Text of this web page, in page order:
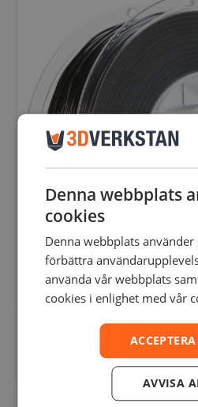
alternativen
kan
väljas
produktsidan
POLYMAKER POLYFLEX
610,00
exkl. moms
Denna webbplats
cookies
Denna webbplats
förbättra
använda vår webbplats
cookies i enlighet med vår
AVVISA